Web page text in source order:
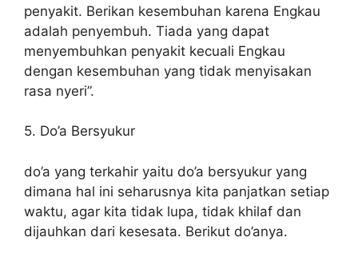
penyakit. Berikan kesembuhan karena Engkau
adalah penyembuh. Tiada yang dapat
menyembuhkan penyakit kecuali Engkau
dengan kesembuhan yang tidak menyisakan
rasa nyeri”.
5. Do’a Bersyukur
do’a yang terkahir yaitu do’a bersyukur yang
dimana hal ini seharusnya kita panjatkan setiap
waktu, agar kita tidak lupa, tidak khilaf dan
dijauhkan dari kesesata. Berikut do’anya.